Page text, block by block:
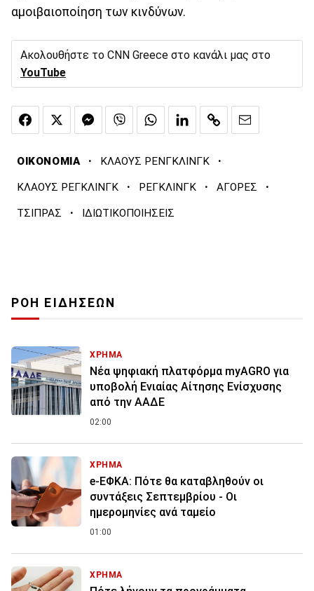
αμοιβαιοποίηση των κινδύνων.
Ακολουθήστε το CNN Greece στο κανάλι μας στο
YouTube
ΟΙΚΟΝΟΜΙΑ · ΚΛΑΟΥΣ ΡΕΝΓΚΛΙΝΓΚ ·
ΚΛΑΟΥΣ ΡΕΓΚΛΙΝΓΚ · ΡΕΓΚΛΙΝΓΚ · ΑΓΟΡΕΣ ·
ΤΣΙΠΡΑΣ · ΙΔΙΩΤΙΚΟΠΟΙΗΣΕΙΣ
ΡΟΗ ΕΙΔΗΣΕΩΝ
ΧΡΗΜΑ
Νέα ψηφιακή πλατφόρμα myAGRO για
υποβολή Ενιαίας Αίτησης Ενίσχυσης
από την ΑΑΔΕ
02:00
ΧΡΗΜΑ
e-ΕΦΚΑ: Πότε θα καταβληθούν οι
συντάξεις Σεπτεμβρίου - Οι
ημερομηνίες ανά ταμείο
01:00
ΧΡΗΜΑ